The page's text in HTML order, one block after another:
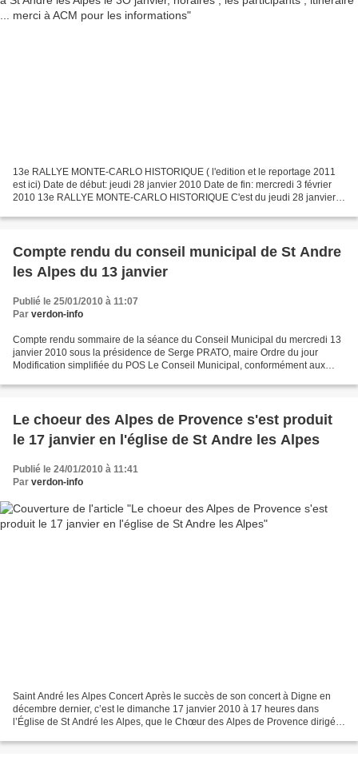
13e RALLYE MONTE-CARLO HISTORIQUE ( l'edition et le reportage 2011
est ici) Date de début: jeudi 28 janvier 2010 Date de fin: mercredi 3 février
2010 13e RALLYE MONTE-CARLO HISTORIQUE C'est du jeudi 28 janvier
Compte rendu du conseil municipal de St Andre
les Alpes du 13 janvier
Publié le 25/01/2010 à 11:07
Par verdon-info
Compte rendu sommaire de la séance du Conseil Municipal du mercredi 13
janvier 2010 sous la présidence de Serge PRATO, maire Ordre du jour
Modification simplifiée du POS Le Conseil Municipal, conformément aux
Le choeur des Alpes de Provence s'est produit
le 17 janvier en l'église de St Andre les Alpes
Publié le 24/01/2010 à 11:41
Par verdon-info
Saint André les Alpes Concert Après le succès de son concert à Digne en
décembre dernier, c’est le dimanche 17 janvier 2010 à 17 heures dans
l’Église de St André les Alpes, que le Chœur des Alpes de Provence dirigé